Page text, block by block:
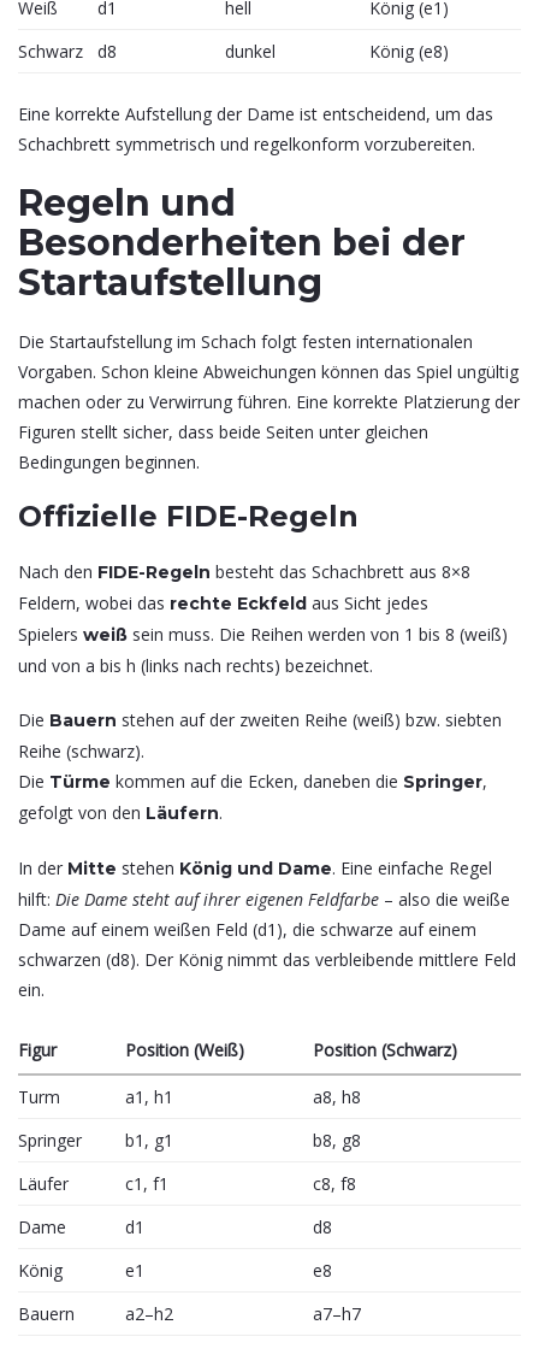
Weiß d1 hell
König (e1)
Schwarz
d8 dunkel König (e8)
Eine korrekte Aufstellung der Dame ist entscheidend, um das
Schachbrett symmetrisch und regelkonform vorzubereiten.
Regeln und
Besonderheiten bei der
Startaufstellung
Die Startaufstellung im Schach folgt festen internationalen
Vorgaben. Schon kleine Abweichungen können das Spiel ungültig
machen oder zu Verwirrung führen. Eine korrekte Platzierung der
Figuren stellt sicher, dass beide Seiten unter gleichen
Bedingungen beginnen.
Offizielle FIDE-Regeln
Nach den FIDE-Regeln besteht das Schachbrett aus 8×8
Feldern, wobei das rechte Eckfeld aus Sicht jedes
Spielers weiß sein muss. Die Reihen werden von 1 bis 8 (weiß)
und von a bis h (links nach rechts) bezeichnet.
Die Bauern stehen auf der zweiten Reihe (weiß) bzw. siebten
Reihe (schwarz).
Die Türme kommen auf die Ecken, daneben die Springer,
gefolgt von den Läufern.
In der Mitte stehen König und Dame. Eine einfache Regel
hilft: Die Dame steht auf ihrer eigenen Feldfarbe – also die weiße
Dame auf einem weißen Feld (d1), die schwarze auf einem
schwarzen (d8). Der König nimmt das verbleibende mittlere Feld
ein.
Figur Position (Weiß) Position (Schwarz)
Turm a1, h1
a8, h8
Springer
b1, g1
b8, g8
Läufer
c1, f1
c8, f8
Dame
d1
d8
König
e1
e8
Bauern
a2–h2 a7–h7